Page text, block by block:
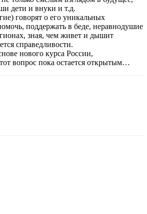
дети и внуки и т.д.
говорят о его уникальных
поддержать в беде, неравнодушие
зная, чем живет и дышит
справедливости.
нового курса России,
вопрос пока остается открытым…